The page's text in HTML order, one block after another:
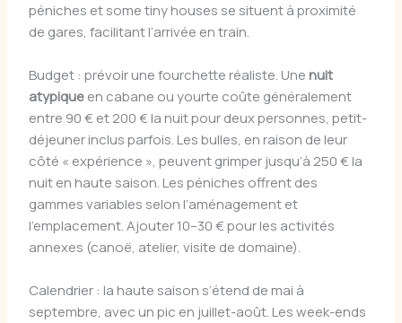
péniches et some tiny houses se situent à proximité
de gares, facilitant l’arrivée en train.
Budget : prévoir une fourchette réaliste. Une nuit
atypiqueen cabane ou yourte coûte généralement
entre 90 € et 200 € la nuit pour deux personnes, petit-
déjeuner inclus parfois. Les bulles, en raison de leur
côté « expérience », peuvent grimper jusqu’à 250 € la
nuit en haute saison. Les péniches offrent des
gammes variables selon l’aménagement et
l’emplacement. Ajouter 10–30 € pour les activités
annexes (canoë, atelier, visite de domaine).
Calendrier : la haute saison s’étend de mai à
septembre, avec un pic en juillet-août. Les week-ends